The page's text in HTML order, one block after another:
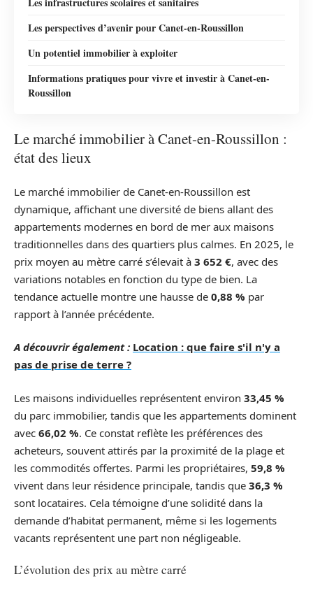
Les perspectives d’avenir pour Canet-en-Roussillon
Un potentiel immobilier à exploiter
Informations pratiques pour vivre et investir à Canet-en-
Roussillon
Le marché immobilier à Canet-en-Roussillon :
état des lieux
Le marché immobilier de Canet-en-Roussillon est
dynamique, affichant une diversité de biens allant des
appartements modernes en bord de mer aux maisons
traditionnelles dans des quartiers plus calmes. En 2025, le
prix moyen au mètre carré s’élevait à 3 652 €, avec des
variations notables en fonction du type de bien. La
tendance actuelle montre une hausse de 0,88 % par
rapport à l’année précédente.
A découvrir également : Location : que faire s'il n'y a
pas de prise de terre ?
Les maisons individuelles représentent environ 33,45 %
du parc immobilier, tandis que les appartements dominent
avec 66,02 %. Ce constat reflète les préférences des
acheteurs, souvent attirés par la proximité de la plage et
les commodités offertes. Parmi les propriétaires, 59,8 %
vivent dans leur résidence principale, tandis que 36,3 %
sont locataires. Cela témoigne d’une solidité dans la
demande d’habitat permanent, même si les logements
vacants représentent une part non négligeable.
L’évolution des prix au mètre carré